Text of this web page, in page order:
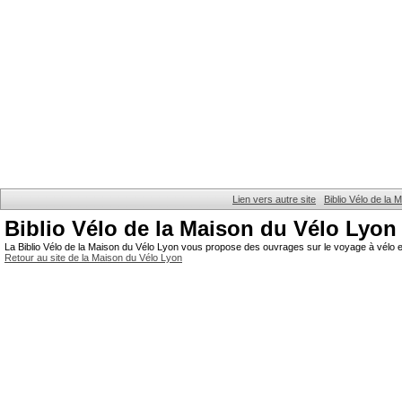
Lien vers autre site Biblio Vélo de la
Biblio Vélo de la Maison du Vélo Lyon
La Biblio Vélo de la Maison du Vélo Lyon vous propose des ouvrages sur le voyage à
Retour au site de la Maison du Vélo Lyon